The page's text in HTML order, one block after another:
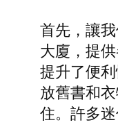
首先，讓
大廈，提
提升了便
放舊書和
住。許多